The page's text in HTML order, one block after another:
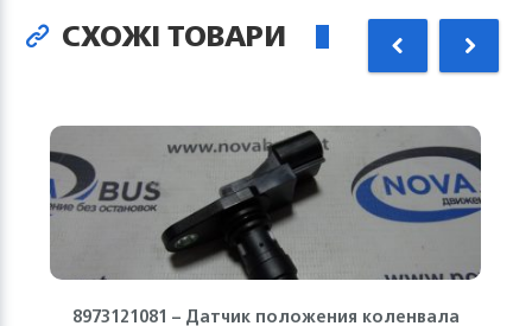
СХОЖІ ТОВАРИ
8973121081 – Датчик положения коленвала